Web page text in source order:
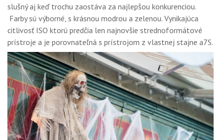
slušný aj keď trochu zaostáva za najlepšou konkurenciou.
Farby sú výborné, s krásnou modrou a zelenou. Vynikajúca
citlivosť ISO ktorú predčia len najnovšie strednoformátové
prístroje a je porovnateľná s prístrojom z vlastnej stajne a7S.